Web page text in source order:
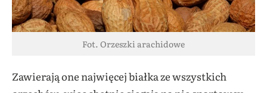
Fot. Orzeszki arachidowe
Zawierają one najwięcej białka ze wszystkich